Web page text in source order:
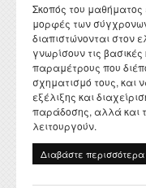
Σκοπός του μαθήματος
μορφές των
διαπιστώνονται στον
γνωρίσουν τις βασικές
παραμέτρους που
σχηματισμό τους, και
εξέλιξης και
παράδοσης, αλλά και
λειτουργούν.
Διαβάστε περισσότερα